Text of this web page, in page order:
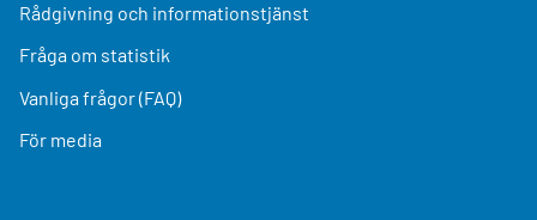
Rådgivning och informationstjänst
Fråga om statistik
Vanliga frågor (FAQ)
För media